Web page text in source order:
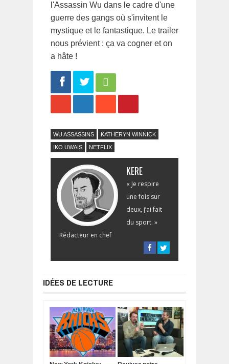
l'Assassin Wu dans le cadre d'une
guerre des gangs où s'invitent le
mystique et le fantastique. Le trailer
nous prévient : ça va cogner et on
a hâte !
WU ASSASSINS KATHERYN WINNICK
IKO UWAIS NETFLIX
KERE
« Je respire
une fois sur
deux, j’ai fait
du sport. »
Rédacteur en chef
IDÉES DE LECTURE